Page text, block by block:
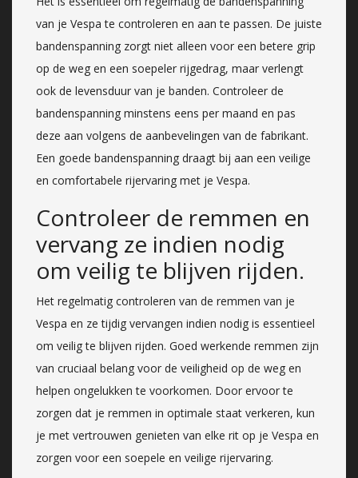
van je Vespa te controleren en aan te passen. De juiste
bandenspanning zorgt niet alleen voor een betere grip
op de weg en een soepeler rijgedrag, maar verlengt
ook de levensduur van je banden. Controleer de
bandenspanning minstens eens per maand en pas
deze aan volgens de aanbevelingen van de fabrikant.
Een goede bandenspanning draagt bij aan een veilige
en comfortabele rijervaring met je Vespa.
Controleer de remmen en
vervang ze indien nodig
om veilig te blijven rijden.
Het regelmatig controleren van de remmen van je
Vespa en ze tijdig vervangen indien nodig is essentieel
om veilig te blijven rijden. Goed werkende remmen zijn
van cruciaal belang voor de veiligheid op de weg en
helpen ongelukken te voorkomen. Door ervoor te
zorgen dat je remmen in optimale staat verkeren, kun
je met vertrouwen genieten van elke rit op je Vespa en
zorgen voor een soepele en veilige rijervaring.